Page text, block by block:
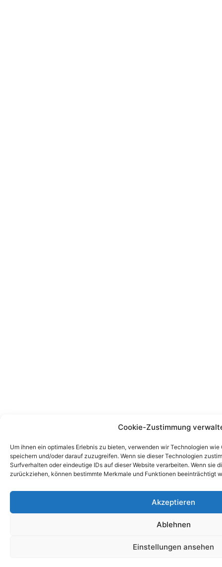
Cookie-Zustimmung
Um ihnen ein optimales Erlebnis zu bieten, verwenden wir Technologien
speichern und/oder darauf zuzugreifen. Wenn sie dieser Technologien
Surfverhalten oder eindeutige IDs auf dieser Website verarbeiten. Wenn sie
zurückziehen, können bestimmte Merkmale und Funktionen beeinträchtigt
Akzeptieren
Ablehnen
Einstellungen ansehen